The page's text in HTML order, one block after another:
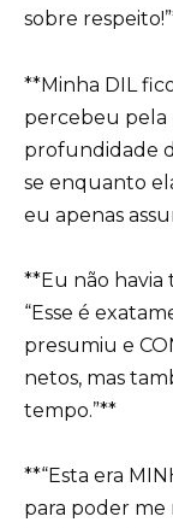
sobre
**Minha DIL
percebeu pela
profundidade
se enquanto
eu apenas
**Eu não havia
“Esse é
presumiu e
netos, mas
tempo.”**
**“Esta era
para poder